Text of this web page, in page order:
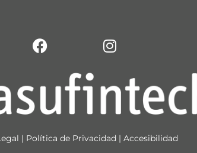
| Política de Privacidad | Accesibilidad